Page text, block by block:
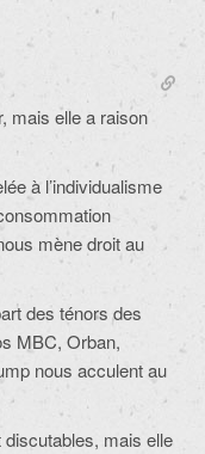
mais elle a raison
à l’individualisme
mène droit au
des ténors des
MBC, Orban,
nous acculent au
mais elle